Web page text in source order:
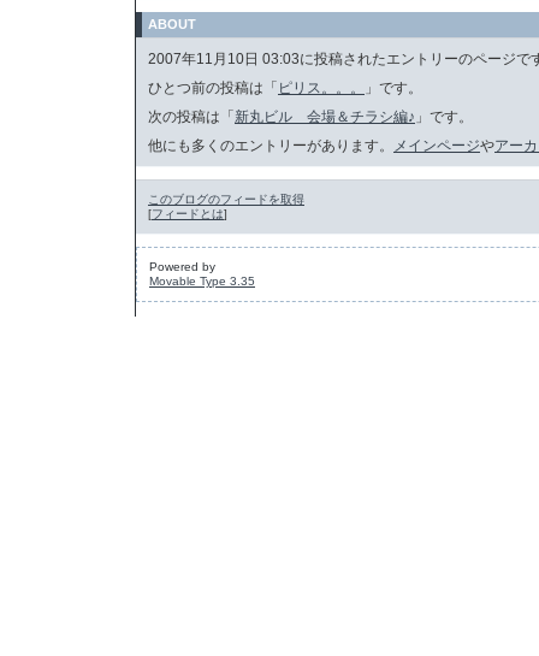
ABOUT
2007年11月10日 03:03に投稿されたエントリーのページで
ひとつ前の投稿は「 ピリス。。。
」です。
次の投稿は「 新丸ビル 会場＆チラシ編♪ 」です。
他にも多くのエントリーがあります。
メインページやアー
このブログのフィードを取得
[フィードとは]
Powered by
Movable Type 3.35